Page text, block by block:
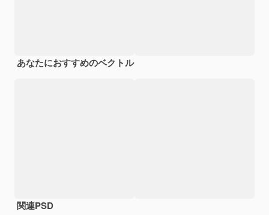
あなたにおすすめのベクトル
関連PSD